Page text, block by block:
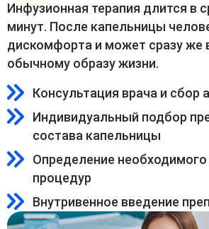
Инфузионная терапия длится в
минут. После капельницы
дискомфорта и может сразу же
обычному образу жизни.
Консультация врача и сбор
Индивидуальный подбор
состава капельницы
Определение необходимого
процедур
Внутривенное введение